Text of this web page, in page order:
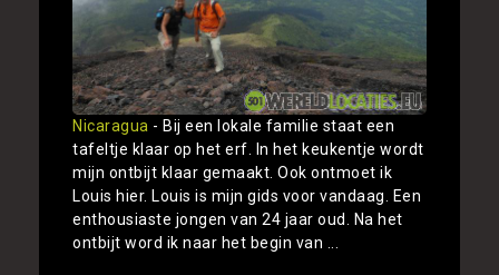
Nicaragua - Bij een lokale familie staat een
tafeltje klaar op het erf. In het keukentje wordt
mijn ontbijt klaar gemaakt. Ook ontmoet ik
Louis hier. Louis is mijn gids voor vandaag. Een
enthousiaste jongen van 24 jaar oud. Na het
ontbijt word ik naar het begin van ...